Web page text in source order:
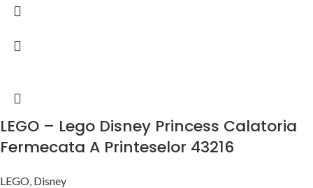
LEGO – Lego Disney Princess Calatoria
Fermecata A Printeselor 43216
LEGO, Disney